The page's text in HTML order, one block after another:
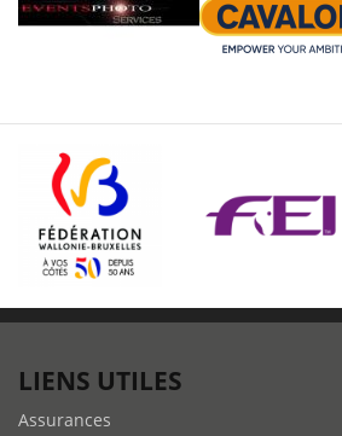
LIENS UTILES
Assurances